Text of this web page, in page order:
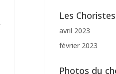
Les Choristes
avril 2023
février 2023
Photos du